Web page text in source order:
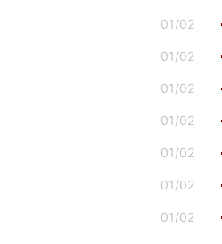
01/02
01/02
01/02
01/02
01/02
01/02
01/02